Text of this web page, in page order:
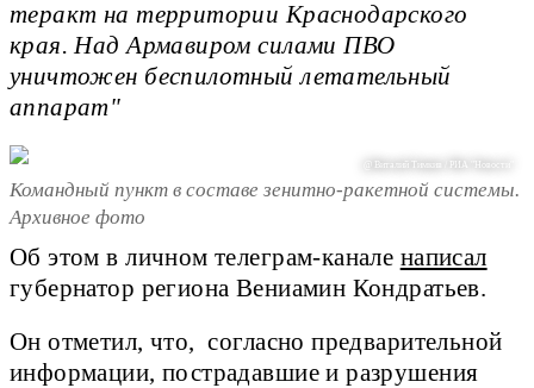
теракт на территории Краснодарского
края. Над Армавиром силами ПВО
уничтожен беспилотный летательный
аппарат"
@ Виталий Тимкив / РИА "Новости"
Командный пункт в составе зенитно-ракетной системы.
Архивное фото
Об этом в личном телеграм-канале написал
губернатор региона Вениамин Кондратьев.
Он отметил, что, согласно предварительной
информации, пострадавшие и разрушения